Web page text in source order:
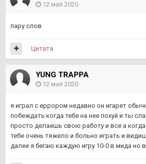
12 мая 2020
пару слов
Цитата
YUNG TRAPPA
12 мая 2020
я играл с еррором недавно он игарет
побеждать когда тебе на нее похуй и ты
просто делаешь свою работу и все а
тебе очень тяжело и больно играть и
далее я бегаю каждую игру 10-0 в мида но